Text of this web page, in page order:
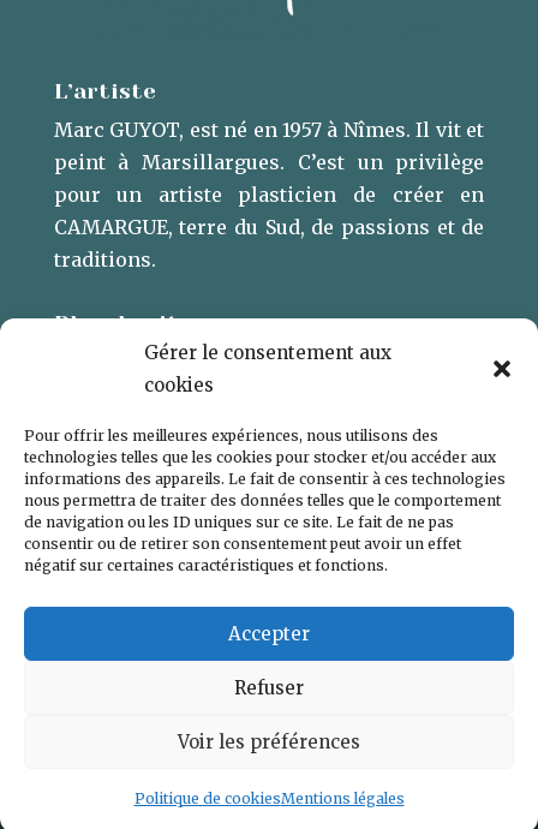
Gérer le consentement aux
cookies
Pour offrir les meilleures expériences, nous utilisons des
technologies telles que les cookies pour stocker et/ou accéder aux
informations des appareils. Le fait de consentir à ces technologies
nous permettra de traiter des données telles que le comportement
de navigation ou les ID uniques sur ce site. Le fait de ne pas
consentir ou de retirer son consentement peut avoir un effet
négatif sur certaines caractéristiques et fonctions.
Accepter
Refuser
Voir les préférences
Politique de cookiesMentions légales
L’artiste
Marc GUYOT, est né en 1957 à Nîmes. Il vit et
peint à Marsillargues. ​C’est un privilège
pour un artiste plasticien de créer en
CAMARGUE, terre du Sud, de passions et de
traditions.
Plan du site
L’ARTISTE
CONTACT
POLITIQUE DE COOKIES (UE)
© 2024 – Marc GUYOT artiste peintre-